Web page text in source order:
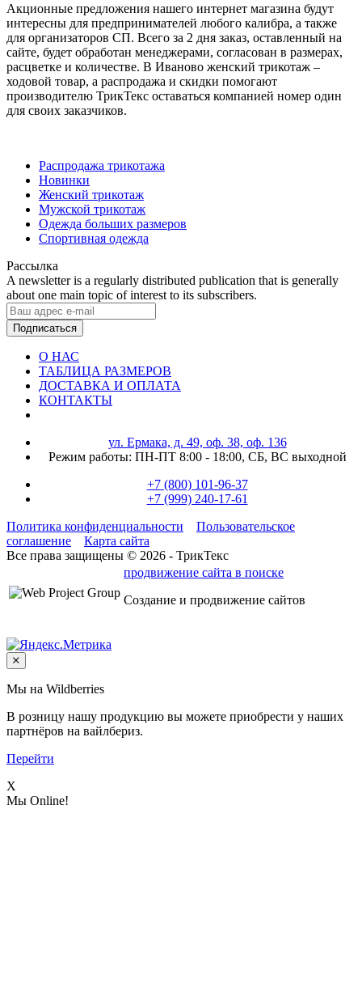
Акционные предложения нашего интернет магазина будут
интересны для предпринимателей любого калибра, а также
для организаторов СП. Всего за 2 дня заказ, оставленный на
сайте, будет обработан менеджерами, согласован в размерах,
расцветке и количестве. В Иваново женский трикотаж –
ходовой товар, а распродажа и скидки помогают
производителю ТрикТекс оставаться компанией номер один
для своих заказчиков.
Распродажа трикотажа
Новинки
Женский трикотаж
Мужской трикотаж
Одежда больших размеров
Спортивная одежда
Рассылка
A newsletter is a regularly distributed publication that is generally
about one main topic of interest to its subscribers.
Подписаться
О НАС
ТАБЛИЦА РАЗМЕРОВ
ДОСТАВКА И ОПЛАТА
КОНТАКТЫ
ул. Ермака, д. 49, оф. 38, оф. 136
Режим работы: ПН-ПТ 8:00 - 18:00, СБ, ВС выходной
+7 (800) 101-96-37
+7 (999) 240-17-61
Политика конфиденциальности
Пользовательское
соглашение
Карта сайта
Все права защищены © 2026 - ТрикТекс
продвижение сайта в поиске
Создание и продвижение сайтов
Мы на Wildberries
В розницу нашу продукцию вы можете приобрести у наших
партнёров на вайлбериз.
Перейти
X
Мы Online!